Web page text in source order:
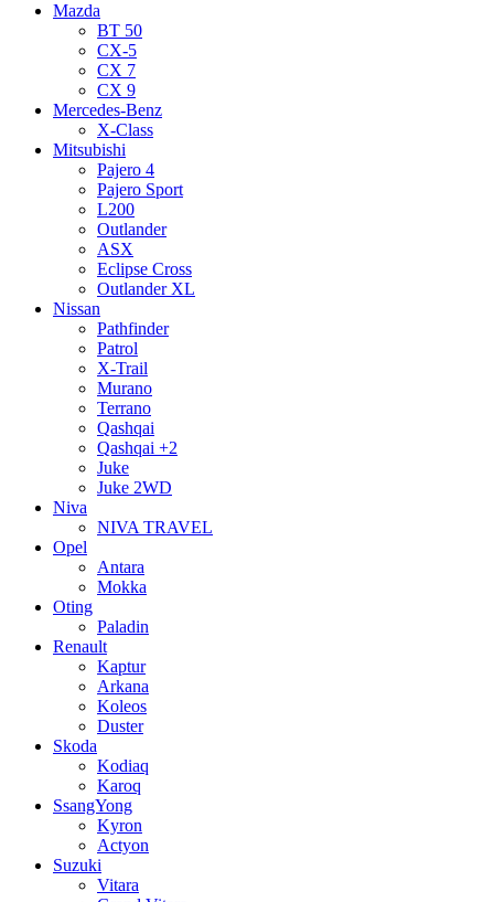
Mazda
BT 50
CX-5
CX 7
CX 9
Mercedes-Benz
X-Class
Mitsubishi
Pajero 4
Pajero Sport
L200
Outlander
ASX
Eclipse Cross
Outlander XL
Nissan
Pathfinder
Patrol
X-Trail
Murano
Terrano
Qashqai
Qashqai +2
Juke
Juke 2WD
Niva
NIVA TRAVEL
Opel
Antara
Mokka
Oting
Paladin
Renault
Kaptur
Arkana
Koleos
Duster
Skoda
Kodiaq
Karoq
SsangYong
Kyron
Actyon
Suzuki
Vitara